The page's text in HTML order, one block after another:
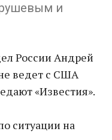
и
России Андрей
ведет с США
«Известия».
ситуации на